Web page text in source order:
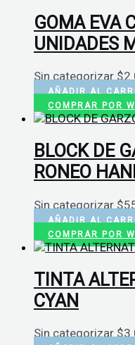
GOMA EVA
UNIDADES
Sin categorizar$
AÑADIR AL
COMPRAR POR
BLOCK DE
RONEO
Sin categorizar $
AÑADIR AL
COMPRAR POR
TINTA
CYAN
Sin categorizar $